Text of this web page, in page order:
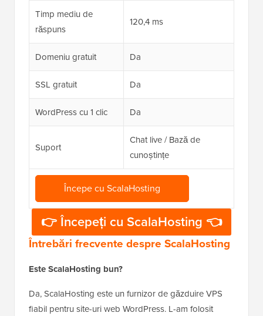
Timp mediu de
răspuns
120,4 ms
Domeniu gratuit Da
SSL gratuit Da
WordPress cu 1 clic Da
Suport
Chat live / Bază de
cunoștințe
Începe cu ScalaHosting
👉 Începeți cu ScalaHosting 👈
Întrebări frecvente despre ScalaHosting
Este ScalaHosting bun?
Da, ScalaHosting este un furnizor de găzduire VPS
fiabil pentru site-uri web WordPress. L-am folosit